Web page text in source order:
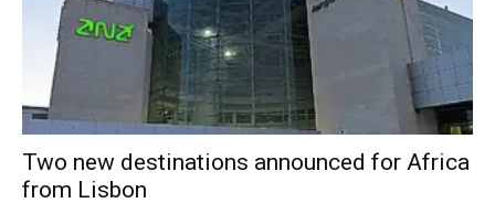
Two new destinations announced for Africa
from Lisbon